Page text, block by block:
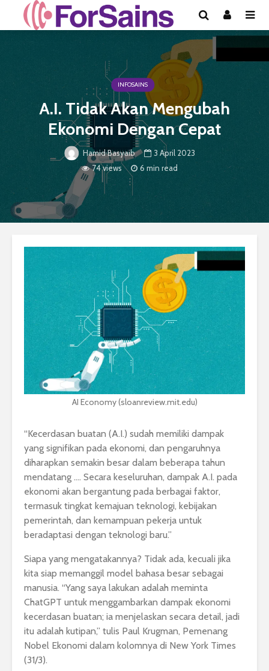
INFOSAINS
A.I. Tidak Akan Mengubah
Ekonomi Dengan Cepat
Hamid Basyaib
3 April 2023
74 views
6 min read
AI Economy (sloanreview.mit.edu)
“Kecerdasan buatan (A.I.) sudah memiliki dampak
yang signifikan pada ekonomi, dan pengaruhnya
diharapkan semakin besar dalam beberapa tahun
mendatang …. Secara keseluruhan, dampak A.I. pada
ekonomi akan bergantung pada berbagai faktor,
termasuk tingkat kemajuan teknologi, kebijakan
pemerintah, dan kemampuan pekerja untuk
beradaptasi dengan teknologi baru.”
Siapa yang mengatakannya? Tidak ada, kecuali jika
kita siap memanggil model bahasa besar sebagai
manusia. “Yang saya lakukan adalah meminta
ChatGPT untuk menggambarkan dampak ekonomi
kecerdasan buatan; ia menjelaskan secara detail, jadi
itu adalah kutipan,” tulis Paul Krugman, Pemenang
Nobel Ekonomi dalam kolomnya di New York Times
(31/3).